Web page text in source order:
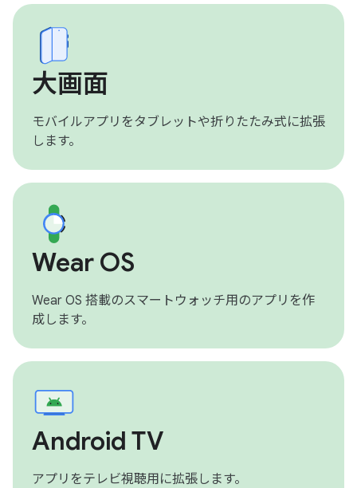
大画面
モバイルアプリをタブレットや折りたたみ式に拡張
します。
Wear OS
Wear OS 搭載のスマートウォッチ用のアプリを作
成します。
Android TV
アプリをテレビ視聴用に拡張します。